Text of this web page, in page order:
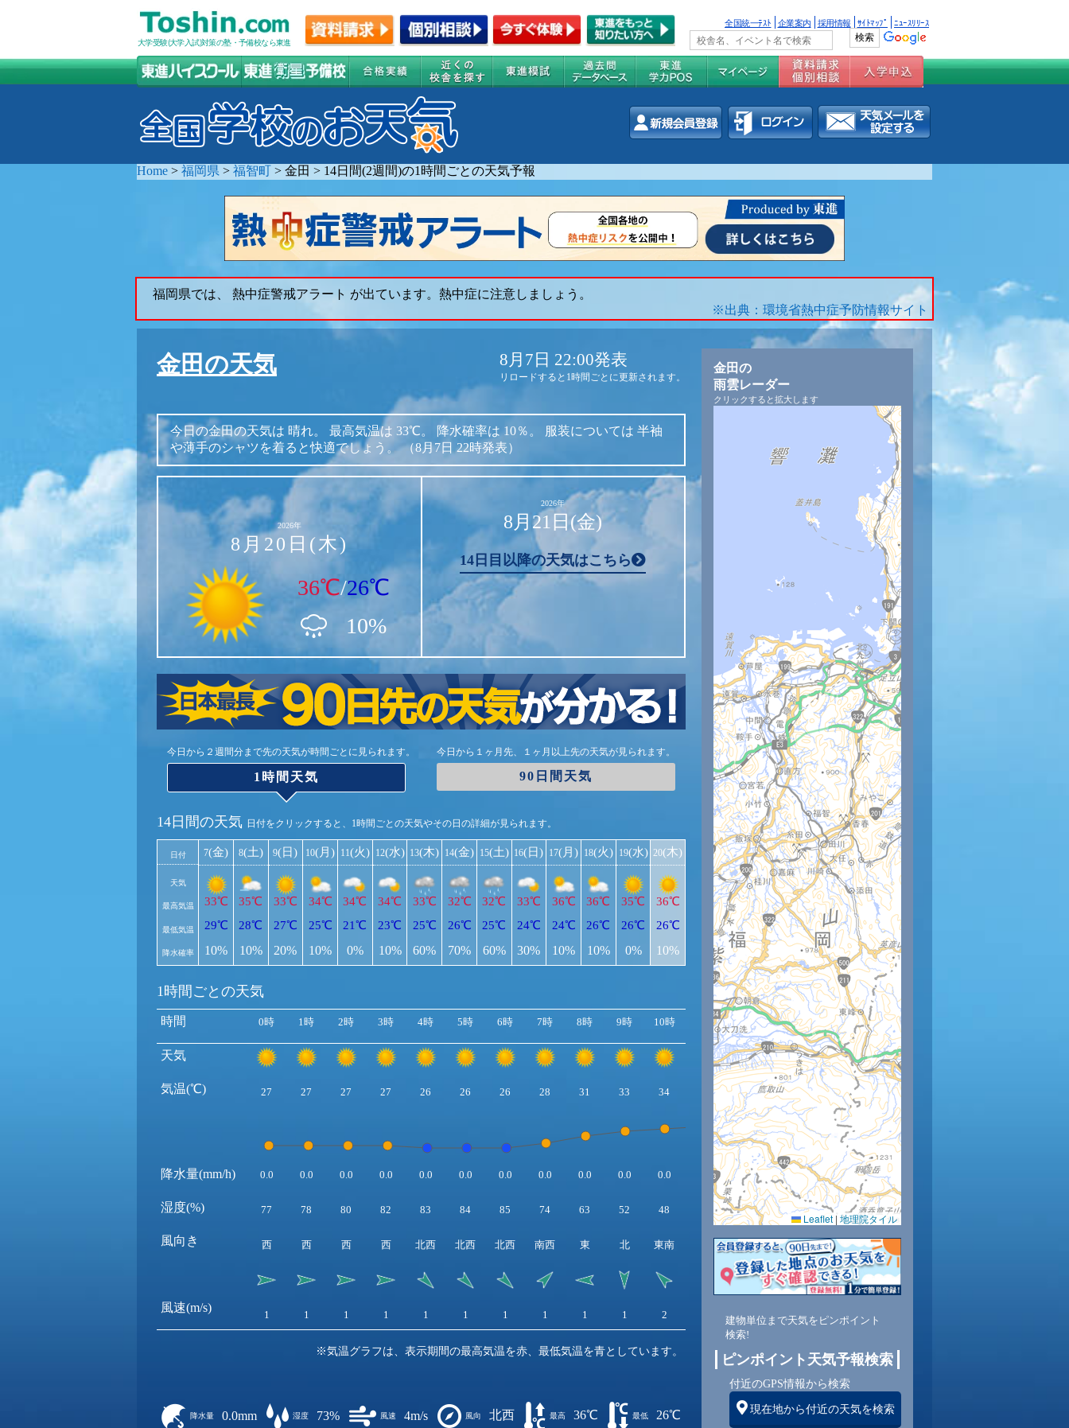
大学受験(大学入試)対策の塾・予備校なら東進
全国統一ﾃｽﾄ 企業案内 採用情報 ｻｲﾄﾏｯﾌﾟ ﾆｭｰｽﾘﾘｰｽ
Home > 福岡県 > 福智町 > 金田 > 14日間(2週間)の1時間ごとの天気予報
福岡県では、 熱中症警戒アラート が出ています。熱中症に注意しましょう。
※出典：環境省熱中症予防情報サイト
金田の天気 8月7日 22:00発表
リロードすると1時間ごとに更新されます。
今日の金田の天気は 晴れ。 最高気温は 33℃。 降水確率は 10％。 服装については 半袖
や薄手のシャツを着ると快適でしょう。（8月7日 22時発表）
2026年
8月20日(木)
36℃/26℃
10%
2026年
8月21日(金)
14日目以降の天気はこちら
今日から２週間分まで先の天気が時間ごとに見られます。
1時間天気
今日から１ヶ月先、１ヶ月以上先の天気が見られます。
90日間天気
14日間の天気 日付をクリックすると、1時間ごとの天気やその日の詳細が見られます。
日付
天気
最高気温
最低気温
降水確率
7(金)
33℃
29℃
10%
8(土)
35℃
28℃
10%
9(日)
33℃
27℃
20%
10(月)
34℃
25℃
10%
11(火)
34℃
21℃
0%
12(水)
34℃
23℃
10%
13(木)
33℃
25℃
60%
14(金)
32℃
26℃
70%
15(土)
32℃
25℃
60%
16(日)
33℃
24℃
30%
17(月)
36℃
24℃
10%
18(火)
36℃
26℃
10%
19(水)
35℃
26℃
0%
20(木)
36℃
26℃
10%
1時間ごとの天気
時間
天気
気温(℃)
降水量(mm/h)
湿度(%)
風向き
風速(m/s)
0時 1時 2時 3時 4時 5時 6時 7時 8時 9時 10時 11時 12時 13時 14時 15時 16時
27 27 27 27 26 26 26 28 31 33 34 36 35 35 34 33
0.0 0.0 0.0 0.0 0.0 0.0 0.0 0.0 0.0 0.0 0.0 0.0 0.0 0.0 0.0
77 78 80 82 83 84 85 74 63 52 48 40 43 45 47 51
西 西 西 西 北西 北西 北西 南西 東 北 東南 北 北 北 北
1 1 1 1 1 1 1 1 1 1 2 3 4 4 4
※気温グラフは、表示期間の最高気温を赤、最低気温を青としています。
降水量 0.0mm 湿度 73% 風速 4m/s 風向 北西 最高 36℃ 最低 26℃
金田の
雨雲レーダー
クリックすると拡大します
Leaflet | 地理院タイル
建物単位まで天気をピンポイント
検索!
ピンポイント天気予報検索
付近のGPS情報から検索
現在地から付近の天気を検索